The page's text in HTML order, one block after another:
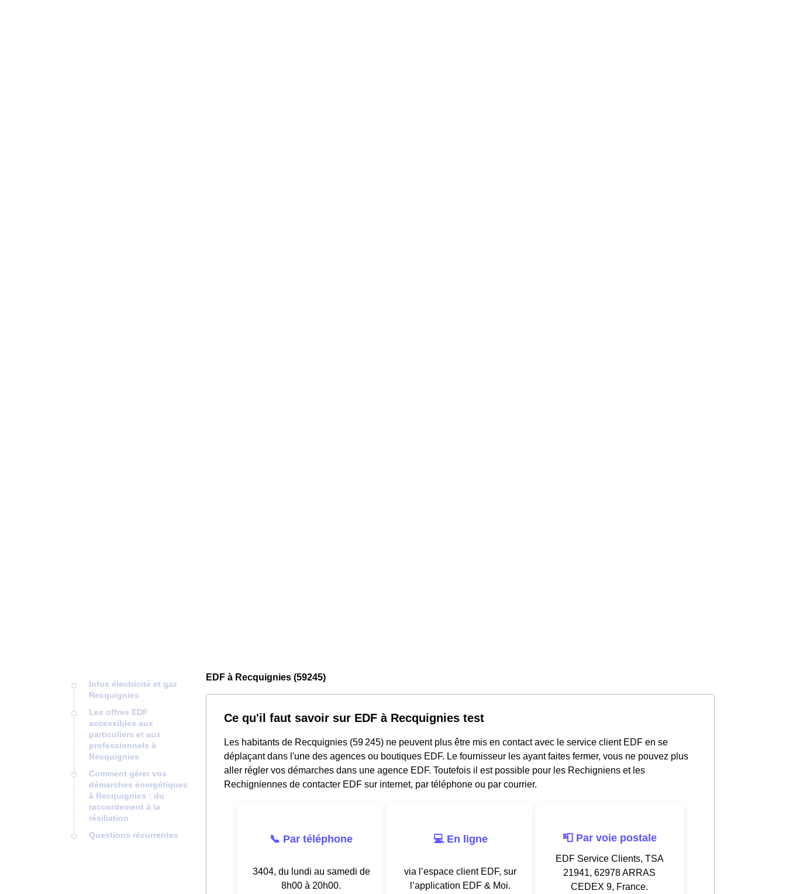
Infos électricité et gaz
Recquignies
Les offres EDF
accessibles aux
particuliers et aux
professionnels à
Recquignies
Comment gérer vos
démarches énergétiques
à Recquignies : du
raccordement à la
résiliation
Questions récurrentes
EDF à Recquignies (59245)
Ce qu'il faut savoir sur EDF à Recquignies test
Les habitants de Recquignies (59 245) ne peuvent plus être mis en contact avec le service client EDF en se
déplaçant dans l'une des agences ou boutiques EDF. Le fournisseur les ayant faites fermer, vous ne pouvez plus
aller régler vos démarches dans une agence EDF. Toutefois il est possible pour les Rechigniens et les
Rechigniennes de contacter EDF sur internet, par téléphone ou par courrier.
📞 Par téléphone
3404, du lundi au samedi de
8h00 à 20h00.
💻 En ligne
via l’espace client EDF, sur
l’application EDF & Moi.
📮 Par voie postale
EDF Service Clients, TSA
21941, 62978 ARRAS
CEDEX 9, France.